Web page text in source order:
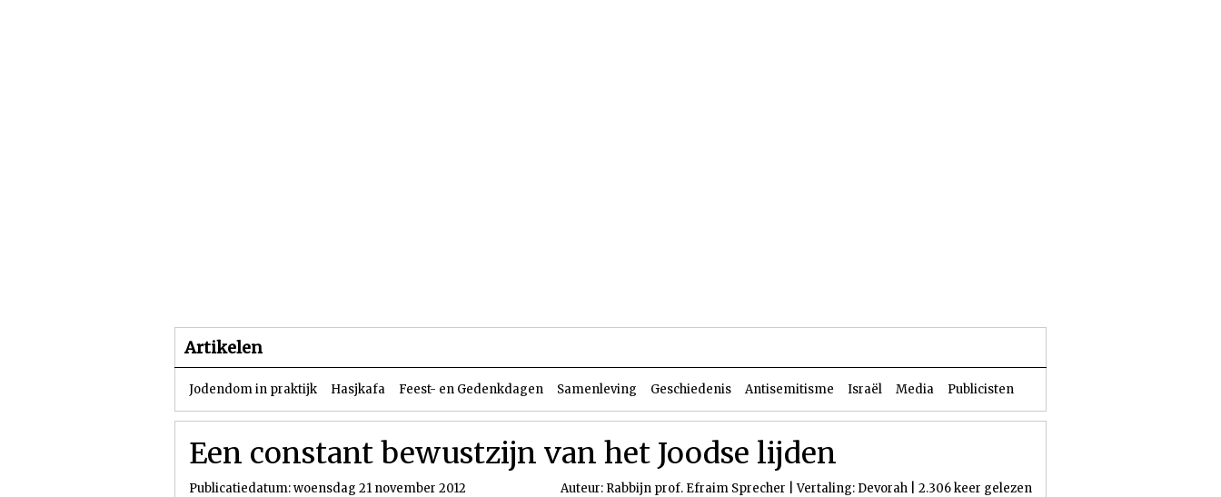
Artikelen
Jodendom in praktijk Hasjkafa Feest- en Gedenkdagen Samenleving Geschiedenis Antisemitisme Israël Media Publicisten
Een constant bewustzijn van het Joodse lijden
Publicatiedatum: woensdag 21 november 2012 Auteur: Rabbijn prof. Efraim Sprecher | Vertaling: Devorah | 2.306 keer gelezen